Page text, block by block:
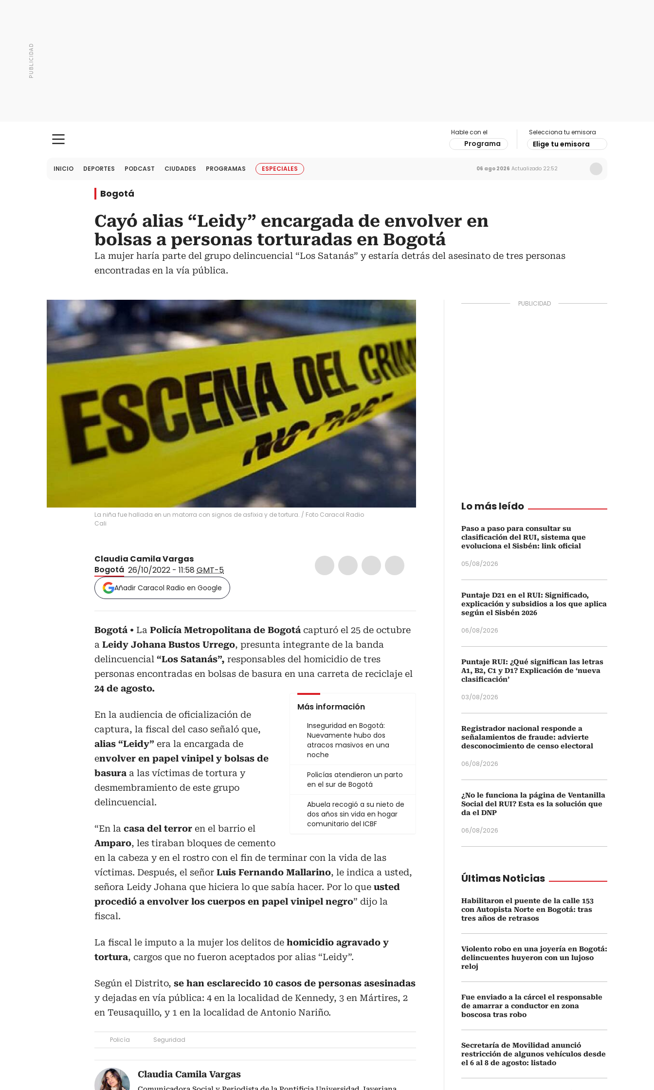
Hable con el
Programa
Selecciona tu emisora
Elige tu emisora
INICIO DEPORTES PODCAST CIUDADES PROGRAMAS ESPECIALES 06 ago 2026 Actualizado 22:52
Bogotá
Cayó alias “Leidy” encargada de envolver en
bolsas a personas torturadas en Bogotá
La mujer haría parte del grupo delincuencial “Los Satanás” y estaría detrás del asesinato de tres personas
encontradas en la vía pública.
La niña fue hallada en un matorra con signos de asfixia y de tortura. / Foto Caracol Radio
Cali
Claudia Camila Vargas
Bogotá 26/10/2022 - 11:58 GMT-5
Añadir Caracol Radio en Google
Bogotá La Policía Metropolitana de Bogotá capturó el 25 de octubre
a Leidy Johana Bustos Urrego, presunta integrante de la banda
delincuencial “Los Satanás”, responsables del homicidio de tres
personas encontradas en bolsas de basura en una carreta de reciclaje el
24 de agosto.
Más información
Inseguridad en Bogotá:
Nuevamente hubo dos
atracos masivos en una
noche
Policías atendieron un parto
en el sur de Bogotá
Abuela recogió a su nieto de
dos años sin vida en hogar
comunitario del ICBF
En la audiencia de oficialización de
captura, la fiscal del caso señaló que,
alias “Leidy” era la encargada de
envolver en papel vinipel y bolsas de
basura a las víctimas de tortura y
desmembramiento de este grupo
delincuencial.
“En la casa del terror en el barrio el
Amparo, les tiraban bloques de cemento
en la cabeza y en el rostro con el fin de terminar con la vida de las
víctimas. Después, el señor Luis Fernando Mallarino, le indica a usted,
señora Leidy Johana que hiciera lo que sabía hacer. Por lo que usted
procedió a envolver los cuerpos en papel vinipel negro” dijo la
fiscal.
La fiscal le imputo a la mujer los delitos de homicidio agravado y
tortura, cargos que no fueron aceptados por alias “Leidy”.
Según el Distrito, se han esclarecido 10 casos de personas asesinadas
y dejadas en vía pública: 4 en la localidad de Kennedy, 3 en Mártires, 2
en Teusaquillo, y 1 en la localidad de Antonio Nariño.
Policía Seguridad
Claudia Camila Vargas
Lo más leído
Paso a paso para consultar su
clasificación del RUI, sistema que
evoluciona el Sisbén: link oficial
05/08/2026
Puntaje D21 en el RUI: Significado,
explicación y subsidios a los que aplica
según el Sisbén 2026
06/08/2026
Puntaje RUI: ¿Qué significan las letras
A1, B2, C1 y D1? Explicación de ‘nueva
clasificación’
03/08/2026
Registrador nacional responde a
señalamientos de fraude: advierte
desconocimiento de censo electoral
06/08/2026
¿No le funciona la página de Ventanilla
Social del RUI? Esta es la solución que
da el DNP
06/08/2026
Últimas Noticias
Habilitaron el puente de la calle 153
con Autopista Norte en Bogotá: tras
tres años de retrasos
Violento robo en una joyería en Bogotá:
delincuentes huyeron con un lujoso
reloj
Fue enviado a la cárcel el responsable
de amarrar a conductor en zona
boscosa tras robo
Secretaría de Movilidad anunció
restricción de algunos vehículos desde
el 6 al 8 de agosto: listado